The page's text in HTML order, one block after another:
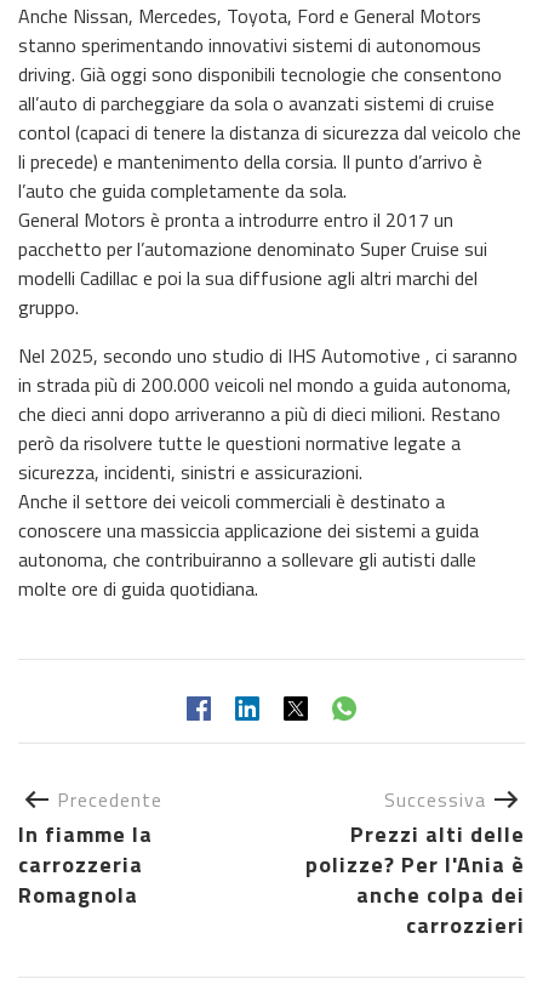
Anche Nissan, Mercedes, Toyota, Ford e General Motors
stanno sperimentando innovativi sistemi di autonomous
driving. Già oggi sono disponibili tecnologie che consentono
all’auto di parcheggiare da sola o avanzati sistemi di cruise
contol (capaci di tenere la distanza di sicurezza dal veicolo che
li precede) e mantenimento della corsia. Il punto d’arrivo è
l’auto che guida completamente da sola.
General Motors è pronta a introdurre entro il 2017 un
pacchetto per l’automazione denominato Super Cruise sui
modelli Cadillac e poi la sua diffusione agli altri marchi del
gruppo.
Nel 2025, secondo uno studio di IHS Automotive , ci saranno
in strada più di 200.000 veicoli nel mondo a guida autonoma,
che dieci anni dopo arriveranno a più di dieci milioni. Restano
però da risolvere tutte le questioni normative legate a
sicurezza, incidenti, sinistri e assicurazioni.
Anche il settore dei veicoli commerciali è destinato a
conoscere una massiccia applicazione dei sistemi a guida
autonoma, che contribuiranno a sollevare gli autisti dalle
molte ore di guida quotidiana.
Precedente
In fiamme la
carrozzeria
Romagnola
Successiva
Prezzi alti delle
polizze? Per l'Ania è
anche colpa dei
carrozzieri